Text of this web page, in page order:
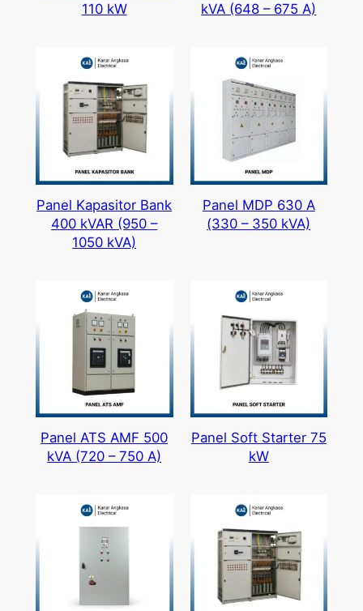
110 kW
kVA (648 – 675 A)
Panel Kapasitor Bank
400 kVAR (950 –
1050 kVA)
Panel MDP 630 A
(330 – 350 kVA)
Panel ATS AMF 500
kVA (720 – 750 A)
Panel Soft Starter 75
kW